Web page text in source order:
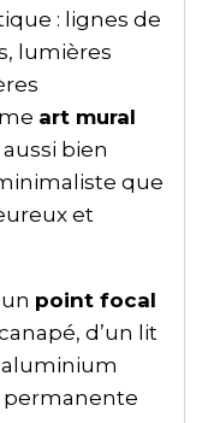
: lignes de
lumières
art mural
aussi bien
que
et
point focal
d’un lit
aluminium
permanente